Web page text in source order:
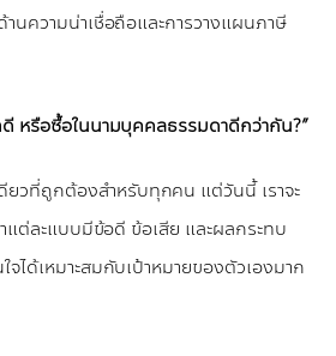
านความน่าเชื่อถือและการวางแผนภาษี
หรือซื้อในนามบุคคลธรรมดาดีกว่ากัน?”
วที่ถูกต้องสำหรับทุกคน แต่วันนี้ เราจะ
าแต่ละแบบมีข้อดี ข้อเสีย และผลกระทบ
ได้เหมาะสมกับเป้าหมายของตัวเองมาก